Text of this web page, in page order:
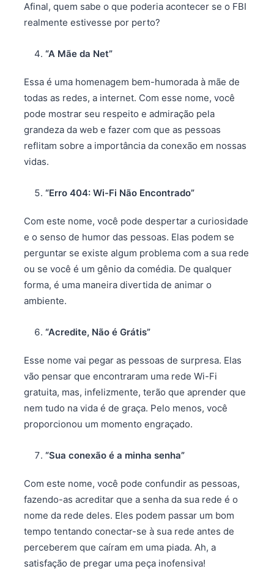
Afinal, quem sabe o que poderia acontecer se o FBI
realmente estivesse por perto?
“A Mãe da Net”
Essa é uma homenagem bem-humorada à mãe de
todas as redes, a internet. Com esse nome, você
pode mostrar seu respeito e admiração pela
grandeza da web e fazer com que as pessoas
reflitam sobre a importância da conexão em nossas
vidas.
“Erro 404: Wi-Fi Não Encontrado”
Com este nome, você pode despertar a curiosidade
e o senso de humor das pessoas. Elas podem se
perguntar se existe algum problema com a sua rede
ou se você é um gênio da comédia. De qualquer
forma, é uma maneira divertida de animar o
ambiente.
“Acredite, Não é Grátis”
Esse nome vai pegar as pessoas de surpresa. Elas
vão pensar que encontraram uma rede Wi-Fi
gratuita, mas, infelizmente, terão que aprender que
nem tudo na vida é de graça. Pelo menos, você
proporcionou um momento engraçado.
“Sua conexão é a minha senha”
Com este nome, você pode confundir as pessoas,
fazendo-as acreditar que a senha da sua rede é o
nome da rede deles. Eles podem passar um bom
tempo tentando conectar-se à sua rede antes de
perceberem que caíram em uma piada. Ah, a
satisfação de pregar uma peça inofensiva!